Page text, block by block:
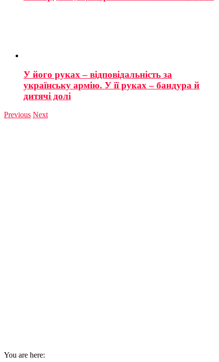
У його руках – відповідальність за
українську армію. У її руках – бандура й
дитячі долі
Previous Next
You are here: